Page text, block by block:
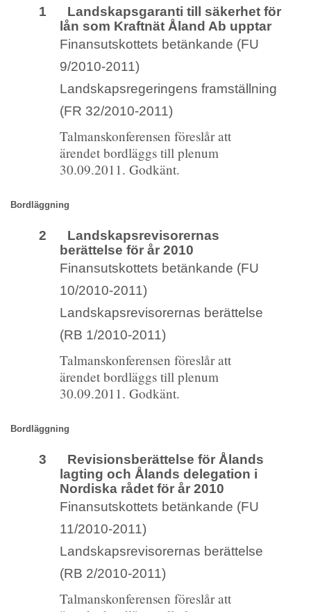
1 Landskapsgaranti till säkerhet för
lån som Kraftnät Åland Ab upptar
Finansutskottets betänkande (FU
9/2010-2011)
Landskapsregeringens framställning
(FR 32/2010-2011)
Talmanskonferensen föreslår att
ärendet bordläggs till plenum
30.09.2011. Godkänt.
Bordläggning
2 Landskapsrevisorernas
berättelse för år 2010
Finansutskottets betänkande (FU
10/2010-2011)
Landskapsrevisorernas berättelse
(RB 1/2010-2011)
Talmanskonferensen föreslår att
ärendet bordläggs till plenum
30.09.2011. Godkänt.
Bordläggning
3 Revisionsberättelse för Ålands
lagting och Ålands delegation i
Nordiska rådet för år 2010
Finansutskottets betänkande (FU
11/2010-2011)
Landskapsrevisorernas berättelse
(RB 2/2010-2011)
Talmanskonferensen föreslår att